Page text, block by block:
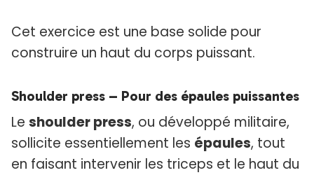
Cet exercice est une base solide pour
construire un haut du corps puissant.
Shoulder press – Pour des épaules puissantes
Le shoulder press, ou développé militaire,
sollicite essentiellement les épaules, tout
en faisant intervenir les triceps et le haut du